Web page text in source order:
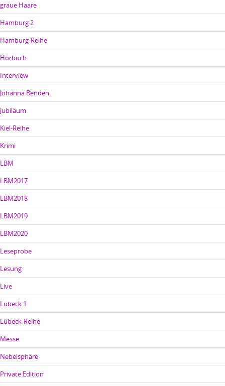
graue Haare
Hamburg 2
Hamburg-Reihe
Hörbuch
Interview
Johanna Benden
Jubiläum
Kiel-Reihe
Krimi
LBM
LBM2017
LBM2018
LBM2019
LBM2020
Leseprobe
Lesung
Live
Lübeck 1
Lübeck-Reihe
Messe
Nebelsphäre
Private Edition